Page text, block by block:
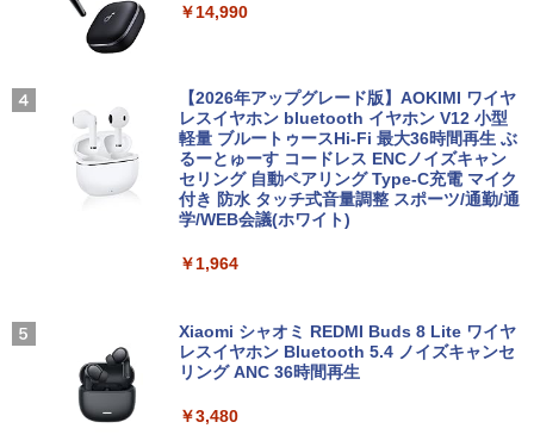
N CPU 高速 SSD 第8世代 白 Windows1
画面 15.6 ノートPC ラビ 中古 ノートパ
ソコン 送料込
￥29,999
トパソコン 新品 福袋 6点セット Intel Pe
設定済み 15.6インチ フルHD ノートPC
初心者 学生 在宅ワーク テンキー Wi-Fi
Bluetooth HDMI 日本語キーボード 安い
￥30,800
スプレイ マウス キーボード WPS Office
￥17,600
【中古】Dospara◆デスクトップPC/Cor
e i5/16GB/2019年/HB//【パソコン】
hp Z420 Workstation Xeon E5-1660 3.
3GHz 16GB 128GB(SSD)+500GB(HDD)
64bit 難有 【中古】【20260325】
MI VGA DVI VESA準拠 ディスプレイ PS
NEC AS223WM 液晶モニター 21.5イン
チワイド 白 ホワイト 1920×1080 （フル
HD）TN 白色LEDバックライト ミニ D-s
ub VGA HDMI ディスプレイ PS4 switch
アースドリームス 厳選おまかせモニター
HD解像度】 大手メーカー液晶 (Dell/HP/
4
ダービースタリオン2 最速ガイドブック
（カドカワゲームムック） [ KADOKAW
A Game Linkage ]
￥2,420
ハリー・ポッターシリーズ全巻セット
（全7巻・計11冊） [ J．K．ローリング ]
￥14,990
【2026年アップグレード版】AOKIMI ワイヤ
レスイヤホン bluetooth イヤホン V12 小型
軽量 ブルートゥースHi-Fi 最大36時間再生 ぶ
るーとゅーす コードレス ENCノイズキャン
セリング 自動ペアリング Type-C充電 マイク
付き 防水 タッチ式音量調整 スポーツ/通勤/通
学/WEB会議(ホワイト)
￥1,964
Xiaomi シャオミ REDMI Buds 8 Lite ワイヤ
レスイヤホン Bluetooth 5.4 ノイズキャンセ
リング ANC 36時間再生
￥3,480